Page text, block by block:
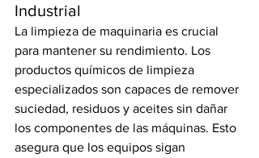
Industrial
La limpieza de maquinaria es crucial
para mantener su rendimiento. Los
productos químicos de limpieza
especializados son capaces de remover
suciedad, residuos y aceites sin dañar
los componentes de las máquinas. Esto
asegura que los equipos sigan